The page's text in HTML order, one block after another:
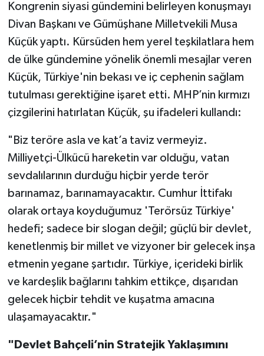
Kongrenin siyasi gündemini belirleyen konuşmayı
Divan Başkanı ve Gümüşhane Milletvekili Musa
Küçük yaptı. Kürsüden hem yerel teşkilatlara hem
de ülke gündemine yönelik önemli mesajlar veren
Küçük, Türkiye'nin bekası ve iç cephenin sağlam
tutulması gerektiğine işaret etti. MHP’nin kırmızı
çizgilerini hatırlatan Küçük, şu ifadeleri kullandı:
"Biz teröre asla ve kat’a taviz vermeyiz.
Milliyetçi-Ülkücü hareketin var olduğu, vatan
sevdalılarının durduğu hiçbir yerde terör
barınamaz, barınamayacaktır. Cumhur İttifakı
olarak ortaya koyduğumuz 'Terörsüz Türkiye'
hedefi; sadece bir slogan değil; güçlü bir devlet,
kenetlenmiş bir millet ve vizyoner bir gelecek inşa
etmenin yegane şartıdır. Türkiye, içerideki birlik
ve kardeşlik bağlarını tahkim ettikçe, dışarıdan
gelecek hiçbir tehdit ve kuşatma amacına
ulaşamayacaktır."
"Devlet Bahçeli’nin Stratejik Yaklaşımını